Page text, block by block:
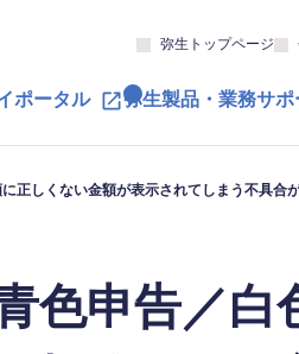
弥生トップページ
ポータル 弥生製品・業務サ
正しくない金額が表示されてしまう不具合
色申告／